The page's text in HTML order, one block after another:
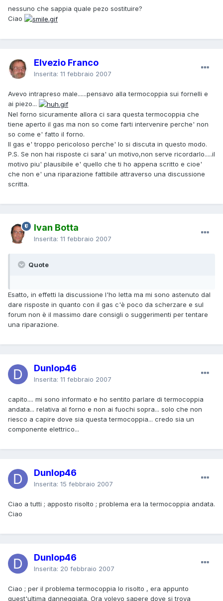
nessuno che sappia quale pezo sostituire?
Ciao
Elvezio Franco
Inserita: 11 febbraio 2007
Avevo intrapreso male......pensavo alla termocoppia sui fornelli e
ai piezo...
Nel forno sicuramente allora ci sara questa termocoppia che
tiene aperto il gas ma non so come farti intervenire perche' non
so come e' fatto il forno.
Il gas e' troppo pericoloso perche' lo si discuta in questo modo.
P.S. Se non hai risposte ci sara' un motivo,non serve ricordarlo.....il
motivo piu' plausibile e' quello che ti ho appena scritto e cioe'
che non e' una riparazione fattibile attraverso una discussione
scritta.
Ivan Botta
Inserita: 11 febbraio 2007
Quote
Esatto, in effetti la discussione l'ho letta ma mi sono astenuto dal
dare risposte in quanto con il gas c'è poco da scherzare e sul
forum non è il massimo dare consigli o suggerimenti per tentare
una riparazione.
Dunlop46
Inserita: 11 febbraio 2007
capito.... mi sono informato e ho sentito parlare di termocoppia
andata... relativa al forno e non ai fuochi sopra... solo che non
riesco a capire dove sia questa termocoppia... credo sia un
componente elettrico...
Dunlop46
Inserita: 15 febbraio 2007
Ciao a tutti ; apposto risolto ; problema era la termocoppia andata.
Ciao
Dunlop46
Inserita: 20 febbraio 2007
Ciao ; per il problema termocoppia lo risolto , era appunto
quest'ultima danneggiata. Ora volevo sapere dove si trova